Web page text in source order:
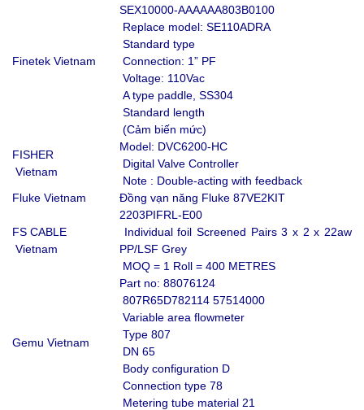
Finetek Vietnam
SEX10000-AAAAAA803B0100
Replace model: SE110ADRA
Standard type
Connection: 1” PF
Voltage: 110Vac
A type paddle, SS304
Standard length
(Cảm biến mức)
FISHER
Vietnam
Model: DVC6200-HC
Digital Valve Controller
Note : Double-acting with feedback
Fluke Vietnam
Đồng vạn năng Fluke 87VE2KIT
FS CABLE
Vietnam
2203PIFRL-E00
Individual foil Screened Pairs 3 x 2 x 22awg
PP/LSF Grey
MOQ = 1 Roll = 400 METRES
Gemu Vietnam
Part no: 88076124
807R65D782114 57514000
Variable area flowmeter
Type 807
DN 65
Body configuration D
Connection type 78
Metering tube material 21